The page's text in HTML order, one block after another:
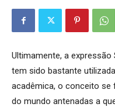
Ultimamente, a expressão
tem sido bastante
acadêmica, o conceito se
do mundo antenadas a